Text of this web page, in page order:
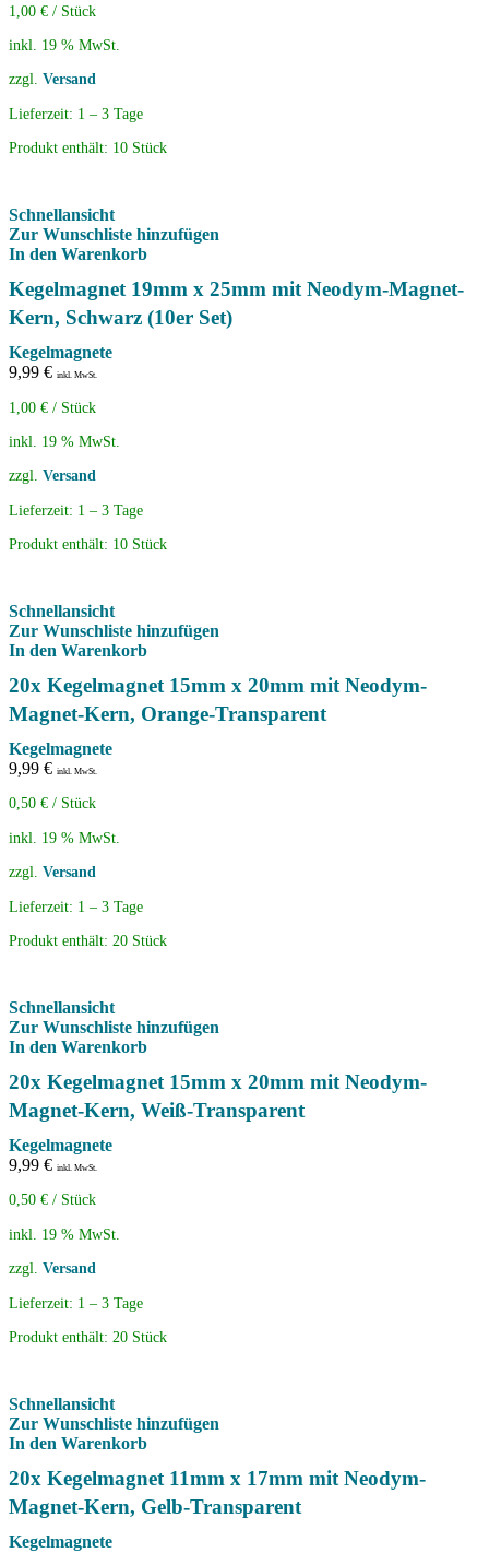
1,00 € / Stück
inkl. 19 % MwSt.
zzgl. Versand
Lieferzeit: 1 – 3 Tage
Produkt enthält: 10 Stück
Schnellansicht
Zur Wunschliste hinzufügen
In den Warenkorb
Kegelmagnet 19mm x 25mm mit Neodym-Magnet-
Kern, Schwarz (10er Set)
Kegelmagnete
9,99 € inkl. MwSt.
1,00 € / Stück
inkl. 19 % MwSt.
zzgl. Versand
Lieferzeit: 1 – 3 Tage
Produkt enthält: 10 Stück
Schnellansicht
Zur Wunschliste hinzufügen
In den Warenkorb
20x Kegelmagnet 15mm x 20mm mit Neodym-
Magnet-Kern, Orange-Transparent
Kegelmagnete
9,99 € inkl. MwSt.
0,50 € / Stück
inkl. 19 % MwSt.
zzgl. Versand
Lieferzeit: 1 – 3 Tage
Produkt enthält: 20 Stück
Schnellansicht
Zur Wunschliste hinzufügen
In den Warenkorb
20x Kegelmagnet 15mm x 20mm mit Neodym-
Magnet-Kern, Weiß-Transparent
Kegelmagnete
9,99 € inkl. MwSt.
0,50 € / Stück
inkl. 19 % MwSt.
zzgl. Versand
Lieferzeit: 1 – 3 Tage
Produkt enthält: 20 Stück
Schnellansicht
Zur Wunschliste hinzufügen
In den Warenkorb
20x Kegelmagnet 11mm x 17mm mit Neodym-
Magnet-Kern, Gelb-Transparent
Kegelmagnete